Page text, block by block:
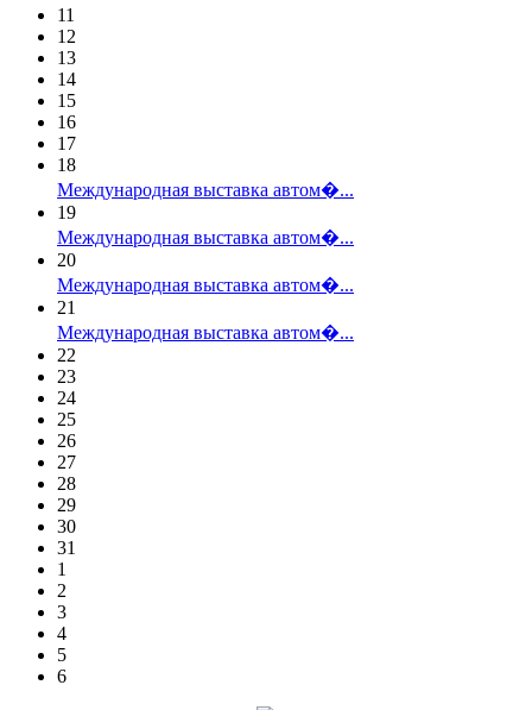
11
12
13
14
15
16
17
18
Международная выставка автом�...
19
Международная выставка автом�...
20
Международная выставка автом�...
21
Международная выставка автом�...
22
23
24
25
26
27
28
29
30
31
1
2
3
4
5
6